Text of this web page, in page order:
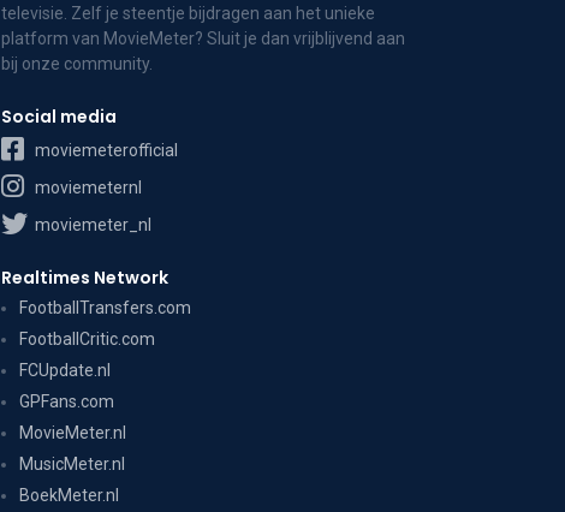
televisie. Zelf je steentje bijdragen aan het unieke
platform van MovieMeter? Sluit je dan vrijblijvend aan
bij onze community.
Social media
moviemeterofficial
moviemeternl
moviemeter_nl
Realtimes Network
FootballTransfers.com
FootballCritic.com
FCUpdate.nl
GPFans.com
MovieMeter.nl
MusicMeter.nl
BoekMeter.nl